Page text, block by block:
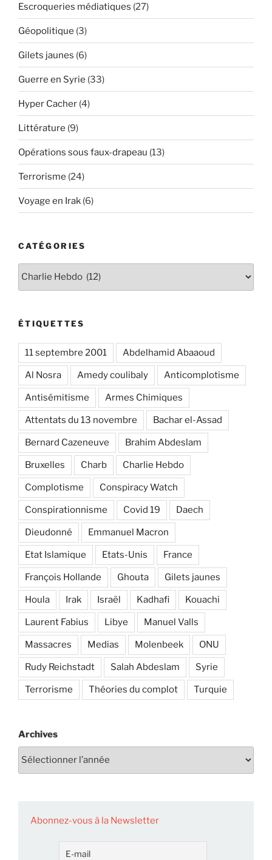
Escroqueries médiatiques (27)
Géopolitique (3)
Gilets jaunes (6)
Guerre en Syrie (33)
Hyper Cacher (4)
Littérature (9)
Opérations sous faux-drapeau (13)
Terrorisme (24)
Voyage en Irak (6)
CATÉGORIES
Catégories
ÉTIQUETTES
11 septembre 2001 Abdelhamid Abaaoud
Al Nosra Amedy coulibaly Anticomplotisme
Antisémitisme Armes Chimiques
Attentats du 13 novembre Bachar el-Assad
Bernard Cazeneuve Brahim Abdeslam
Bruxelles Charb Charlie Hebdo
Complotisme Conspiracy Watch
Conspirationnisme Covid 19 Daech
Dieudonné Emmanuel Macron
Etat Islamique Etats-Unis France
François Hollande Ghouta Gilets jaunes
Houla Irak Israël Kadhafi Kouachi
Laurent Fabius Libye Manuel Valls
Massacres Medias Molenbeek ONU
Rudy Reichstadt Salah Abdeslam Syrie
Terrorisme Théories du complot Turquie
Archives
Abonnez-vous à la Newsletter